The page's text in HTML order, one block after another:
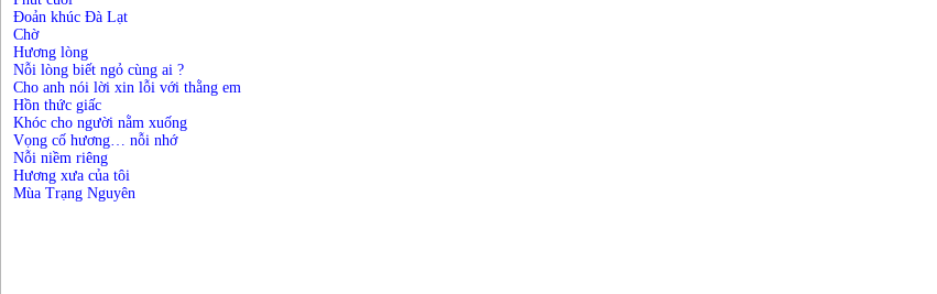
Đoản khúc Đà Lạt
Chờ
Hương lòng
Nỗi lòng biết ngỏ cùng ai ?
Cho anh nói lời xin lỗi với thằng em
Hồn thức giấc
Khóc cho người nằm xuống
Vọng cố hương… nỗi nhớ
Nỗi niềm riêng
Hương xưa của tôi
Mùa Trạng Nguyên